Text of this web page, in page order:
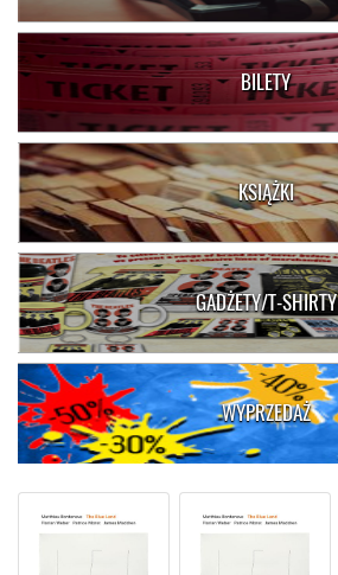
BILETY
KSIĄŻKI
GADŻETY/T-SHIRTY
WYPRZEDAŻ